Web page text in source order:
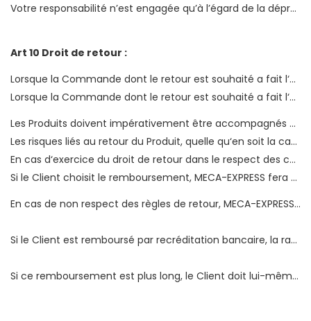
Votre responsabilité n’est engagée qu’à l’égard de la dépréciation du bien résultant de manipulations autres que celles nécessaires pour établir la nature, les caractéristiques et le bon fonctionnement de ce bien.
Art 10 Droit de retour :
Lorsque la Commande dont le retour est souhaité a fait l‘objet d‘une livraison postale et que le retour a pour origine une erreur de MECA-EXPRESS le Service Client fait parvenir au Client un bordereau de retour Colissimo lui permettant d‘expédier sans frais le Produit. Le Client bénéficie alors d‘un délai de 14 jours pour que MECA-EXPRESS reçoive le Produit.
Lorsque la Commande dont le retour est souhaité a fait l‘objet d‘une livraison un Transporteur et que le retour a pour origine une erreur de MECA-EXPRESS, le retour du Produit sera effectué aux frais de MECA-EXPRESS. Pour l‘organisation du retour, le Client doit organiser le rendez-vous avec le Transporteur.
Les Produits doivent impérativement être accompagnés de la facture de vente qui aura préalablement été imprimée sur le Site.
Les risques liés au retour du Produit, quelle qu‘en soit la cause, incombent au Client. Si le Produit est perdu par le Transporteur lors de cet envoi, le Client en est seul responsable et ne pourra être remboursé par MECA-EXPRESS.
En cas d‘exercice du droit de retour dans le respect des conditions stipulées aux présentes, le Client se verra proposer soit un avoir soit un remboursement du montant de l‘achat.
Si le Client choisit le remboursement, MECA-EXPRESS fera tous ses efforts pour rembourser le Client dans un délai de 14 jours à compter de la date de réception du Produit retourné.
En cas de non respect des règles de retour, MECA-EXPRESS se réserve le droit de refuser les produits retournés et de ne pas procéder au remboursement ou a l‘émission d‘un avoir en faveur du client.
Si le Client est remboursé par recréditation bancaire, la rapidité avec laquelle le compte bancaire est crédité dépend du type de carte bancaire du Client : dans le cas d‘une carte à débit immédiat, le compte courant est crédité sous 3 à 8 jours en fonction de la banque ; dans le cas d‘une carte à débit différé, le crédit apparaît en fin de mois sur le compte carte de crédit et non sur le compte courant.
Si ce remboursement est plus long, le Client doit lui-même prendre contact avec sa banque.